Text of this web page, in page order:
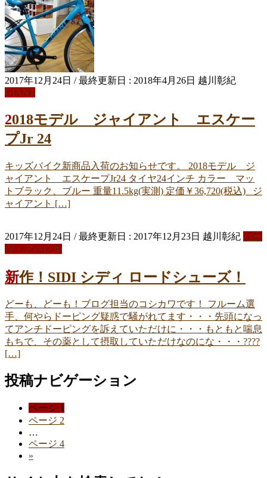
2017年12月24日 / 最終更新日 : 2018年4月26日 越川彰紀
GIANT
2018モデル ジャイアント エスケー
プJr 24
キッズバイク新商品入荷のお知らせです。 2018モデル ジ
ャイアント エスケープJr24 タイヤ24インチ カラー マッ
トブラック、ブルー 重量11.5kg(実測) 定価￥36,720(税込) ジ
ャイアント […]
2017年12月24日 / 最終更新日 : 2017年12月23日 越川彰紀 パー
ツ・アパレル
新作！SIDI シディ ロードシューズ！
どーも、どーも！ブログ担当のコシカワです！ フルーム選
手、何やらドーピング疑惑で騒がれてます・・・先頭になっ
てアンチドーピングを訴えていただけに・・・もともと喘息
もちで、その薬として摂取していただけなのにな・・・????
[…]
投稿ナビゲーション
ページ 1
ページ 2
…
ページ 4
»